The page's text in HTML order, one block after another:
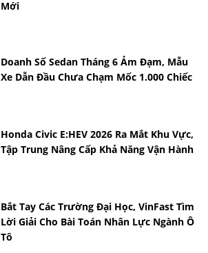
Mới
Doanh Số Sedan Tháng 6 Ảm Đạm, Mẫu
Xe Dẫn Đầu Chưa Chạm Mốc 1.000 Chiếc
Honda Civic E:HEV 2026 Ra Mắt Khu Vực,
Tập Trung Nâng Cấp Khả Năng Vận Hành
Bắt Tay Các Trường Đại Học, VinFast Tìm
Lời Giải Cho Bài Toán Nhân Lực Ngành Ô
Tô